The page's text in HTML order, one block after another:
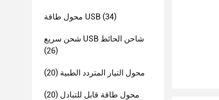
محول طاقة USB (34)
شحن سريع USB شاحن الحائط
(26)
محول التيار المتردد الطبية (20)
محول طاقة قابل للتبادل (20)